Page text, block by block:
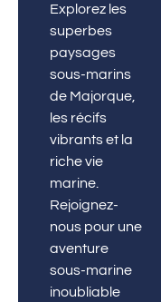
Explorez les
superbes
paysages
sous-marins
de Majorque,
les récifs
vibrants et la
riche vie
marine.
Rejoignez-
nous pour une
aventure
sous-marine
inoubliable